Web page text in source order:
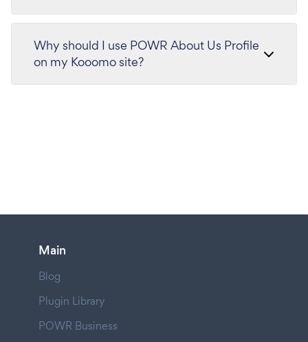
Why should I use POWR About Us Profile
on my Kooomo site?
Main
Blog
Plugin Library
POWR Business